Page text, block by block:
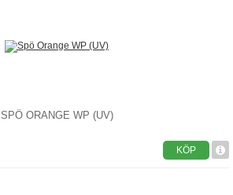
SPÖ ORANGE WP (UV)
KÖP